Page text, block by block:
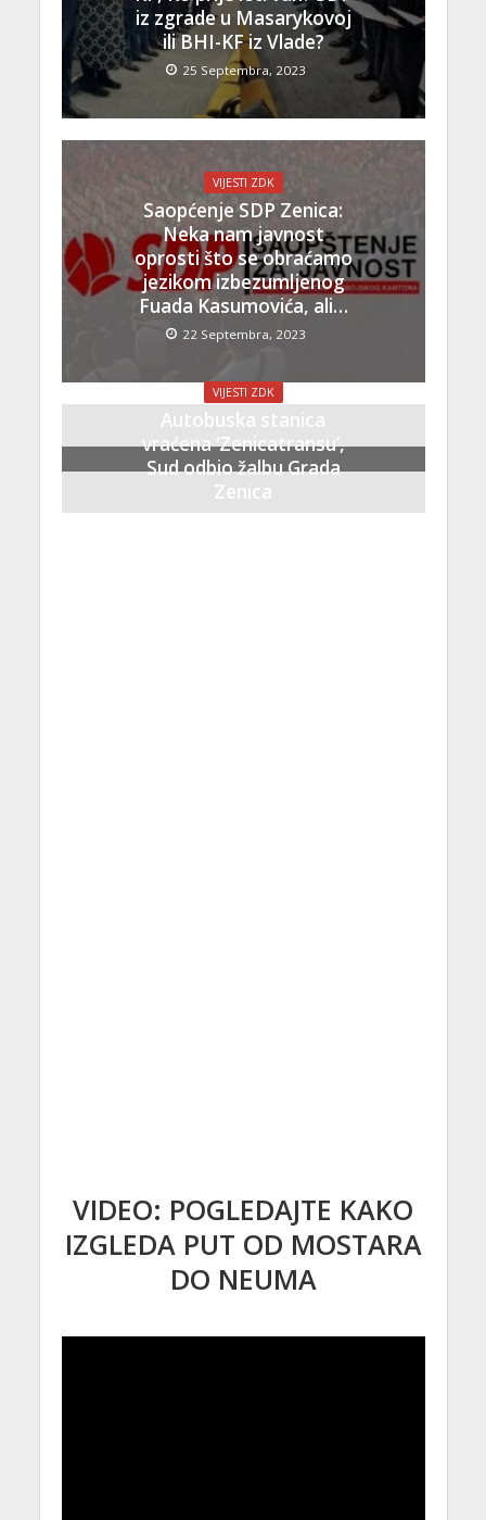
iz zgrade u Masarykovoj
ili BHI-KF iz Vlade?
25 Septembra, 2023
VIJESTI ZDK
Saopćenje SDP Zenica:
Neka nam javnost
oprosti što se obraćamo
jezikom izbezumljenog
Fuada Kasumovića, ali…
22 Septembra, 2023
VIJESTI ZDK
Autobuska stanica
vraćena ‘Zenicatransu’,
Sud odbio žalbu Grada
Zenica
VIDEO: POGLEDAJTE KAKO
IZGLEDA PUT OD MOSTARA
DO NEUMA